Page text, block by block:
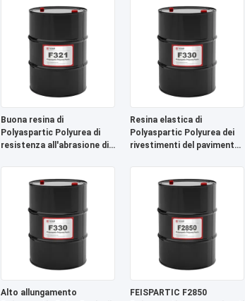
Buona resina di
Polyaspartic Polyurea di
resistenza all'abrasione di
Resina elastica di
Polyaspartic Polyurea dei
rivestimenti del pavimento
Alto allungamento
FEISPARTIC F2850